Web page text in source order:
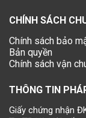
CHÍNH SÁCH
Chính sách bảo
Bản quyền
Chính sách vận
THÔNG TIN
Giấy chứng nhận